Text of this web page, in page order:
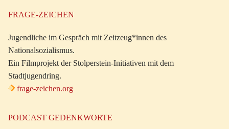
FRAGE-ZEICHEN
Jugendliche im Gespräch mit Zeitzeug*innen des
Nationalsozialismus.
Ein Filmprojekt der Stolperstein-Initiativen mit dem
Stadtjugendring.
frage-zeichen.org
PODCAST GEDENKWORTE